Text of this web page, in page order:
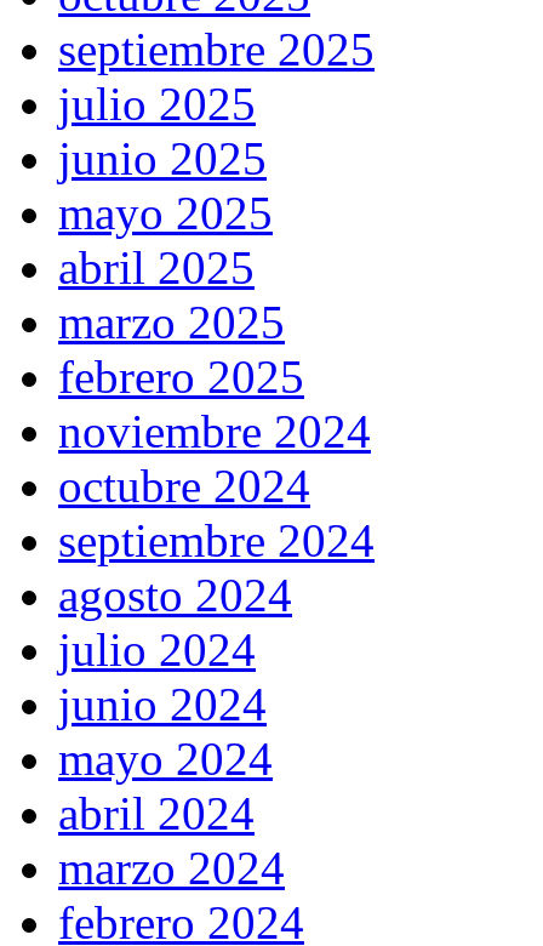
septiembre 2025
julio 2025
junio 2025
mayo 2025
abril 2025
marzo 2025
febrero 2025
noviembre 2024
octubre 2024
septiembre 2024
agosto 2024
julio 2024
junio 2024
mayo 2024
abril 2024
marzo 2024
febrero 2024